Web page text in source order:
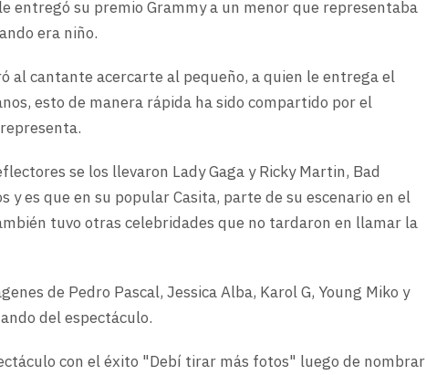
entregó su premio Grammy a un menor que representaba
era niño.
al cantante acercarte al pequeño, a quien le entrega el
esto de manera rápida ha sido compartido por el
se los llevaron Lady Gaga y Ricky Martin, Bad
y es que en su popular Casita, parte de su escenario en el
tuvo otras celebridades que no tardaron en llamar la
de Pedro Pascal, Jessica Alba, Karol G, Young Miko y
del espectáculo.
con el éxito "Debí tirar más fotos" luego de nombrar